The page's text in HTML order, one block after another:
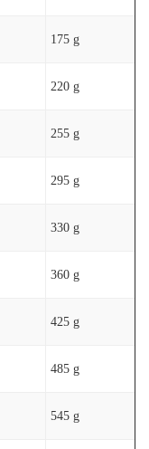
175 g
220 g
255 g
295 g
330 g
360 g
425 g
485 g
545 g